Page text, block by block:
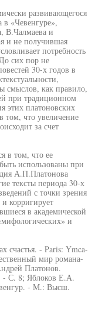
развивающегося
в «Чевенгуре»,
В.Чалмаева и
и не получившая
потребность
сих пор не
30-х годов в
смыслов, как правило,
при традиционном
этих платоновских
том, что увеличение
за счет
в том, что ее
использованы при
А.П.Платонова
тексты периода 30-х
с точки зрения
корригирует
в академической
и
счастья. - Paris: Ymca-
мир романа-
Платонов.
- С. 8; Яблоков Е.А.
- М.: Высш.